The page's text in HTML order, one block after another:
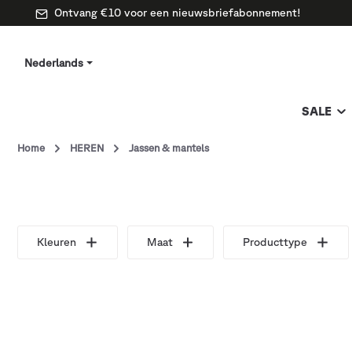
Ontvang €10 voor een nieuwsbriefabonnement!
Nederlands
SALE
Home HEREN Jassen & mantels
Kleuren Maat Producttype